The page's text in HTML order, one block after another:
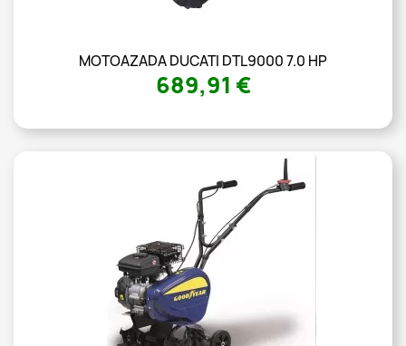
MOTOAZADA DUCATI DTL9000 7.0 HP
689,91 €